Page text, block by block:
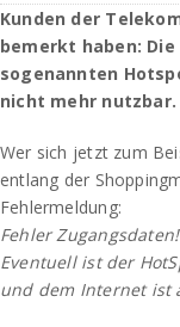
Kunden der
bemerkt haben:
sogenannten
nicht mehr nutzbar.
Wer sich jetzt zum
entlang der
Fehlermeldung:
Fehler
Eventuell ist der
und dem Internet ist